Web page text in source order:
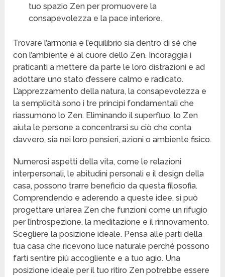
tuo spazio Zen per promuovere la
consapevolezza e la pace interiore.
Trovare l’armonia e l’equilibrio sia dentro di sé che
con l’ambiente è al cuore dello Zen. Incoraggia i
praticanti a mettere da parte le loro distrazioni e ad
adottare uno stato d’essere calmo e radicato.
L’apprezzamento della natura, la consapevolezza e
la semplicità sono i tre principi fondamentali che
riassumono lo Zen. Eliminando il superfluo, lo Zen
aiuta le persone a concentrarsi su ciò che conta
davvero, sia nei loro pensieri, azioni o ambiente fisico.
Numerosi aspetti della vita, come le relazioni
interpersonali, le abitudini personali e il design della
casa, possono trarre beneficio da questa filosofia.
Comprendendo e aderendo a queste idee, si può
progettare un’area Zen che funzioni come un rifugio
per l’introspezione, la meditazione e il rinnovamento.
Scegliere la posizione ideale. Pensa alle parti della
tua casa che ricevono luce naturale perché possono
farti sentire più accogliente e a tuo agio. Una
posizione ideale per il tuo ritiro Zen potrebbe essere